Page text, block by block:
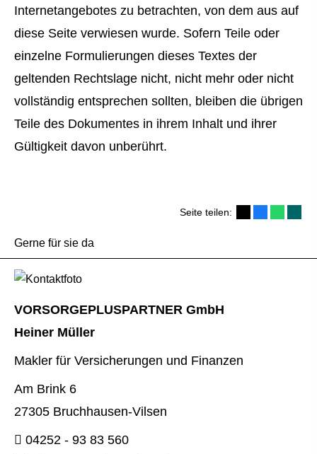
Internetangebotes zu betrachten, von dem aus auf
diese Seite verwiesen wurde. Sofern Teile oder
einzelne Formulierungen dieses Textes der
geltenden Rechtslage nicht, nicht mehr oder nicht
vollständig entsprechen sollten, bleiben die übrigen
Teile des Dokumentes in ihrem Inhalt und ihrer
Gültigkeit davon unberührt.
Seite teilen:
Gerne für sie da
VORSORGEPLUSPARTNER GmbH
Heiner Müller
Makler für Versicherungen und Finanzen
Am Brink 6
27305 Bruchhausen-Vilsen
04252 - 93 83 560